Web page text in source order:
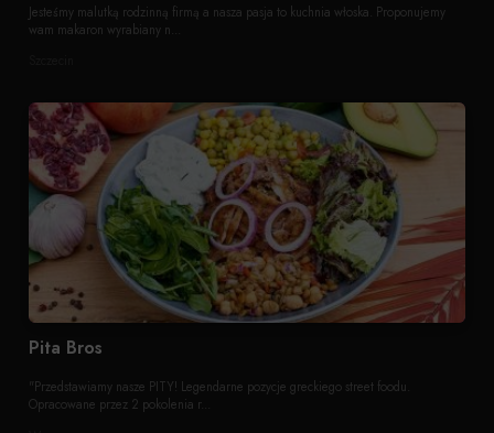
Jesteśmy malutką rodzinną firmą a nasza pasja to kuchnia włoska. Proponujemy
wam makaron wyrabiany n...
Pita Bros
"Przedstawiamy nasze PITY! Legendarne pozycje greckiego street foodu.
Opracowane przez 2 pokolenia r...